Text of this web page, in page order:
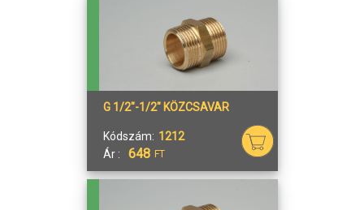
G 1/2"-1/2" KÖZCSAVAR
Kódszám: 1212
Ár :
648 FT